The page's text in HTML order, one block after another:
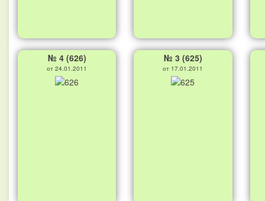
№ 4 (626)
от 24.01.2011
№ 3 (625)
от 17.01.2011